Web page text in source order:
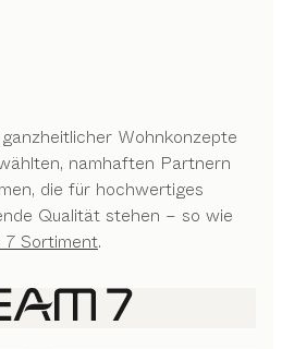
Wohnkonzepte
namhaften Partnern
die für hochwertiges
Qualität stehen – so wie
7 Sortiment.